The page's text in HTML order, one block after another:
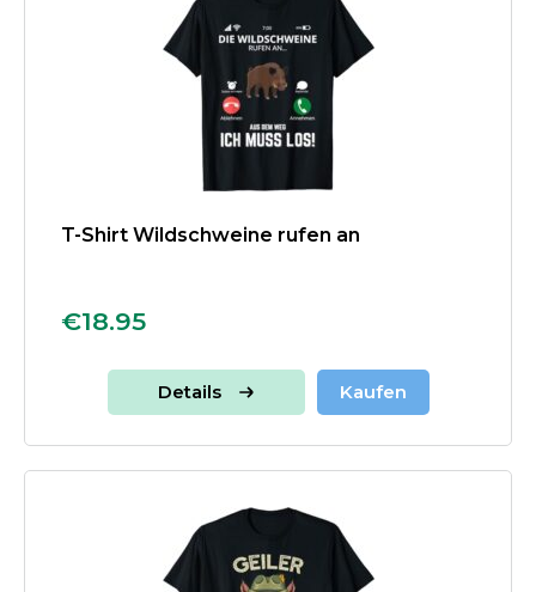
T-Shirt Wildschweine rufen an
€18.95
Details Kaufen